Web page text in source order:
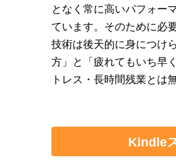
となく常に高いパフォー
ています。そのために必
技術は後天的に身につけ
方」と「疲れてもいち早
トレス・長時間残業とは
Kindle